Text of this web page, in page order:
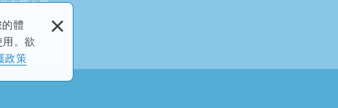
體
。欲
政策
×
有限公司